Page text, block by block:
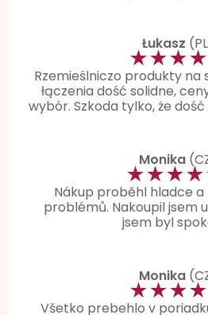
Łukasz
Rzemieślniczo produkty na
łączenia dość solidne,
wybór. Szkoda tylko, że dość
Monika
Nákup proběhl hladce
problémů. Nakoupil jsem
jsem byl
Monika
Všetko prebehlo v